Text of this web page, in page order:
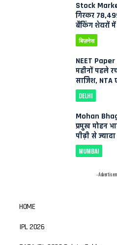
Stock
गिरकर
बैंकिंग शेयरों
बिज़नेस
NEET
महीनों पहले
साजिश, NTA
DELHI
Mohan
प्रमुख मोहन
पीढ़ी से
MUMBAI
-
HOME
IPL 2026